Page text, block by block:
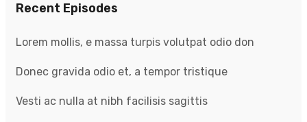
Recent Episodes
Lorem mollis, e massa turpis volutpat odio don
Donec gravida odio et, a tempor tristique
Vesti ac nulla at nibh facilisis sagittis